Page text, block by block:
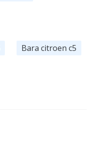
Bara citroen c5